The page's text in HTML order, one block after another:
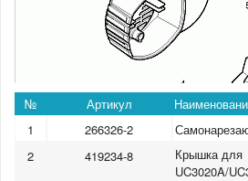
№ Артикул
1
266326-2
2
419234-8
Крышка для
UC3020A/